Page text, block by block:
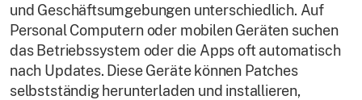
und Geschäftsumgebungen unterschiedlich. Auf
Personal Computern oder mobilen Geräten suchen
das Betriebssystem oder die Apps oft automatisch
nach Updates. Diese Geräte können Patches
selbstständig herunterladen und installieren,